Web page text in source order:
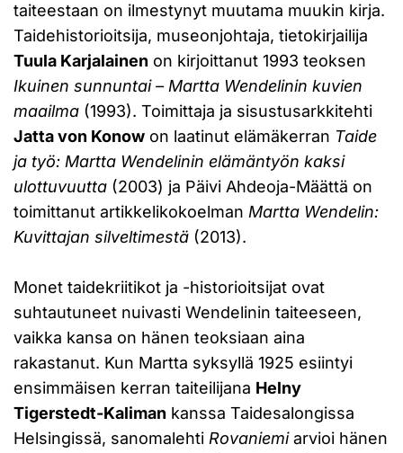
taiteestaan on ilmestynyt muutama muukin kirja.
Taidehistorioitsija, museonjohtaja, tietokirjailija
Tuula Karjalainen on kirjoittanut 1993 teoksen
Ikuinen sunnuntai – Martta Wendelinin kuvien
maailma (1993). Toimittaja ja sisustusarkkitehti
Jatta von Konow on laatinut elämäkerran Taide
ja työ: Martta Wendelinin elämäntyön kaksi
ulottuvuutta (2003) ja Päivi Ahdeoja-Määttä on
toimittanut artikkelikokoelman Martta Wendelin:
Kuvittajan silveltimestä (2013).
Monet taidekriitikot ja -historioitsijat ovat
suhtautuneet nuivasti Wendelinin taiteeseen,
vaikka kansa on hänen teoksiaan aina
rakastanut. Kun Martta syksyllä 1925 esiintyi
ensimmäisen kerran taiteilijana Helny
Tigerstedt-Kaliman kanssa Taidesalongissa
Helsingissä, sanomalehti Rovaniemiarvioi hänen